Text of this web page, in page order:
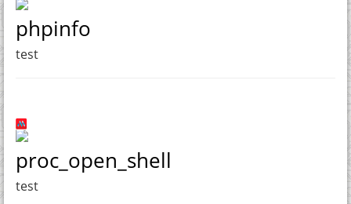
phpinfo
test
proc_open_shell
test